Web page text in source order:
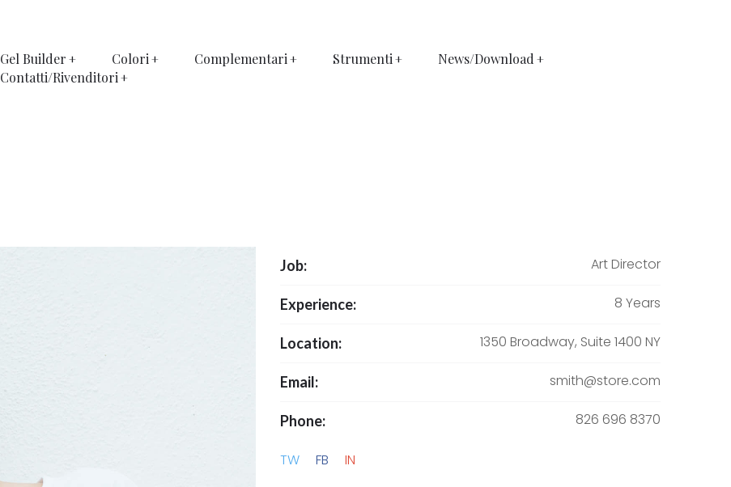
Gel Builder Colori Complementari Strumenti
News/Download
Contatti/Rivenditori
Job: Art Director
Experience: 8 Years
Location: 1350 Broadway, Suite 1400 NY
Email: smith@store.com
Phone: 826 696 8370
TW FB IN